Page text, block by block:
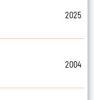
2025
2004